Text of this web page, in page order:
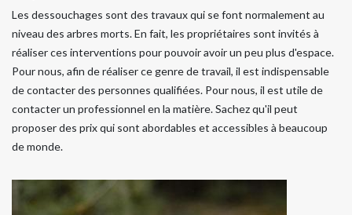
Les dessouchages sont des travaux qui se font normalement au
niveau des arbres morts. En fait, les propriétaires sont invités à
réaliser ces interventions pour pouvoir avoir un peu plus d'espace.
Pour nous, afin de réaliser ce genre de travail, il est indispensable
de contacter des personnes qualifiées. Pour nous, il est utile de
contacter un professionnel en la matière. Sachez qu'il peut
proposer des prix qui sont abordables et accessibles à beaucoup
de monde.